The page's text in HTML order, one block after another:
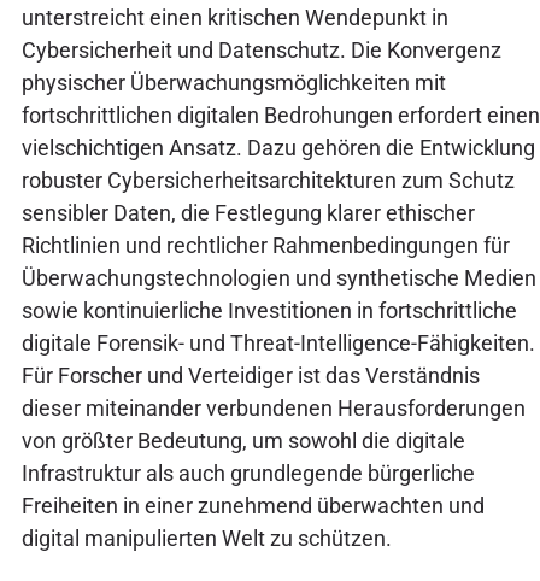
unterstreicht einen kritischen Wendepunkt in
Cybersicherheit und Datenschutz. Die Konvergenz
physischer Überwachungsmöglichkeiten mit
fortschrittlichen digitalen Bedrohungen erfordert einen
vielschichtigen Ansatz. Dazu gehören die Entwicklung
robuster Cybersicherheitsarchitekturen zum Schutz
sensibler Daten, die Festlegung klarer ethischer
Richtlinien und rechtlicher Rahmenbedingungen für
Überwachungstechnologien und synthetische Medien
sowie kontinuierliche Investitionen in fortschrittliche
digitale Forensik- und Threat-Intelligence-Fähigkeiten.
Für Forscher und Verteidiger ist das Verständnis
dieser miteinander verbundenen Herausforderungen
von größter Bedeutung, um sowohl die digitale
Infrastruktur als auch grundlegende bürgerliche
Freiheiten in einer zunehmend überwachten und
digital manipulierten Welt zu schützen.